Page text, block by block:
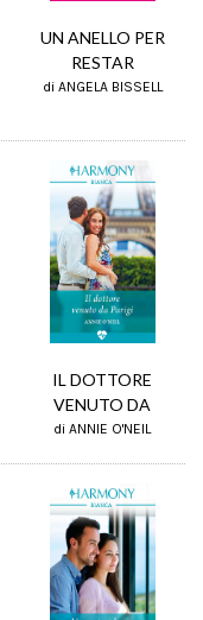
UN ANELLO PER
RESTAR
di ANGELA BISSELL
IL DOTTORE
VENUTO DA
di ANNIE O'NEIL